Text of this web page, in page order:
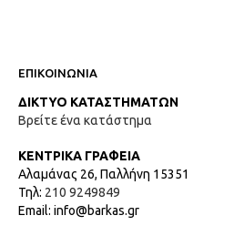
ΕΠΙΚΟΙΝΩΝΙΑ
ΔΙΚΤΥΟ ΚΑΤΑΣΤΗΜΑΤΩΝ
Βρείτε ένα κατάστημα
ΚΕΝΤΡΙΚΑ ΓΡΑΦΕΙΑ
Αλαμάνας 26, Παλλήνη 15351
Τηλ: 210 9249849
Email: info@barkas.gr